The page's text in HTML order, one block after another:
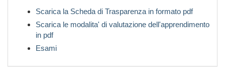
Scarica la Scheda di Trasparenza in formato pdf
Scarica le modalita' di valutazione dell'apprendimento
in pdf
Esami